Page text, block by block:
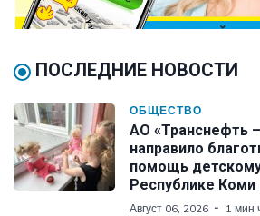
ПОСЛЕДНИЕ НОВОСТИ
ОБЩЕСТВО
АО «Транснефть
направило
помощь
Республике Коми
Август 06, 2026 1 мин